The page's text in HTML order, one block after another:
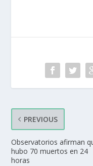
PREVIOUS
Observatorios afirman
hubo 70 muertos en 24
horas